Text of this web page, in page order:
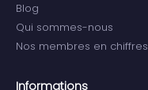
Blog
Qui sommes-nous
Nos membres en chiffres
Informations